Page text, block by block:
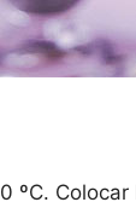
ºC.